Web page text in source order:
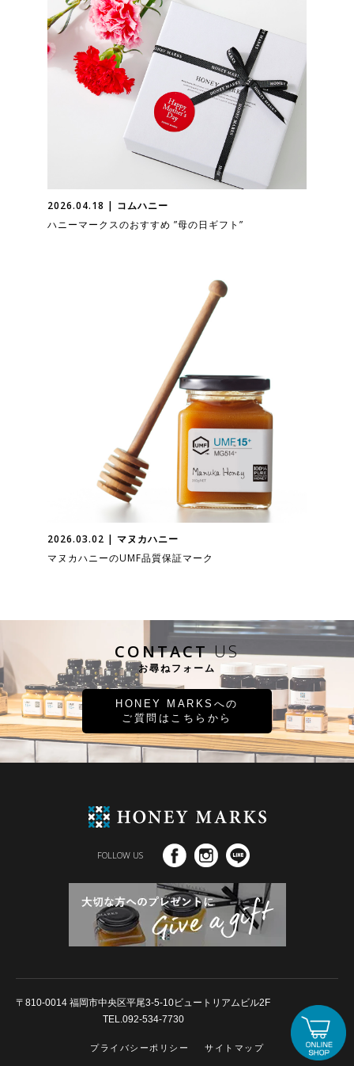
2026.04.18 | コムハニー
ハニーマークスのおすすめ ”母の日ギフト”
2026.03.02 | マヌカハニー
マヌカハニーのUMF品質保証マーク
CONTACTUS
お尋ねフォーム
HONEY MARKSへの
ご質問はこちらから
FOLLOW US
〒810-0014 福岡市中央区平尾3-5-10ビュートリアムビル2F
TEL.092-534-7730
プライバシーポリシー サイトマップ